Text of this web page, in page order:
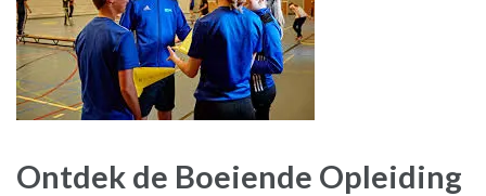
Ontdek de Boeiende Opleiding